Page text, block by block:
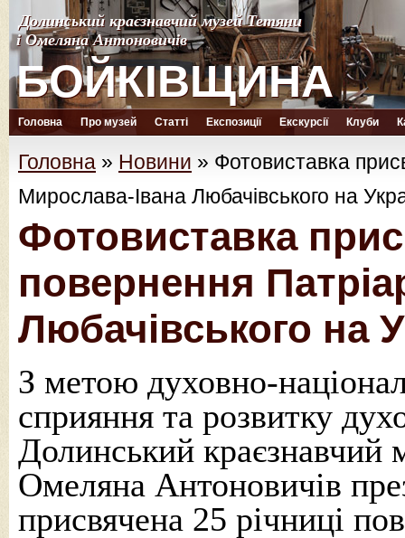
Долинський краєзнавчий музей Тетяни
і Омеляна Антоновичів
БОЙКІВЩИНА
Долинський краєзнавчий музей Тетяни
і Омеляна Антоновичів
БОЙКІВЩИНА
Головна Про музей Статті Експозиції Екскурсії Клуби
Головна » Новини » Фотовиставка
Мирослава-Івана Любачівського на
Фотовиставка
повернення
Любачівського на
З метою духовно-
сприяння та розвитку
Долинський краєзнавчий
Омеляна Антоновичів
присвячена 25 річниці